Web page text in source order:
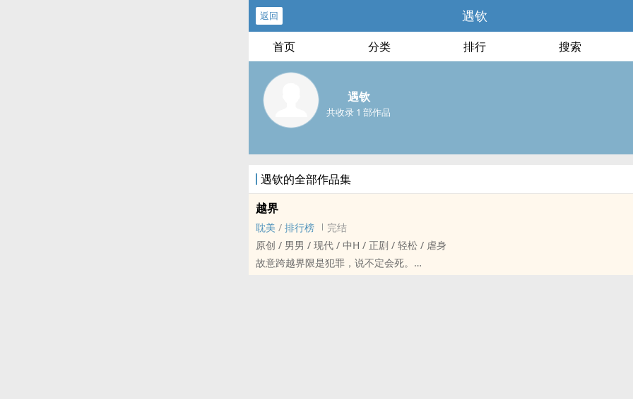
返回 遇钦
首页 分类 排行 搜索
遇钦
共收录 1 部作品
遇钦的全部作品集
越界
‎‍耽‌‎‍美‍‌‍ / 排行榜
完结
原创 / ‌男‌‎‍男‎‎‌ / 现代 / 中H / 正剧 / 轻松 / 虐身
故意跨越界限是犯罪，说不定会死。